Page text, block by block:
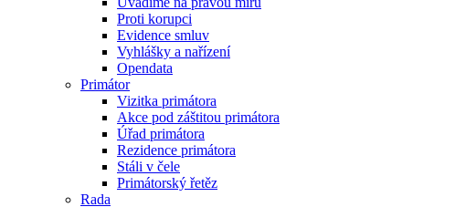
Proti korupci
Evidence smluv
Vyhlášky a nařízení
Opendata
Primátor
Vizitka primátora
Akce pod záštitou primátora
Úřad primátora
Rezidence primátora
Stáli v čele
Primátorský řetěz
Rada